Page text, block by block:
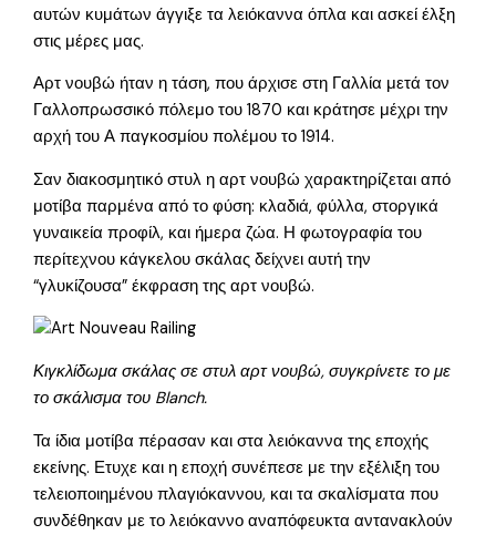
αυτών κυμάτων άγγιξε τα λειόκαννα όπλα και ασκεί έλξη
στις μέρες μας.
Αρτ νουβώ ήταν η τάση, που άρχισε στη Γαλλία μετά τον
Γαλλοπρωσσικό πόλεμο του 1870 και κράτησε μέχρι την
αρχή του Α παγκοσμίου πολέμου το 1914.
Σαν διακοσμητικό στυλ η αρτ νουβώ χαρακτηρίζεται από
μοτίβα παρμένα από το φύση: κλαδιά, φύλλα, στοργικά
γυναικεία προφίλ, και ήμερα ζώα. Η φωτογραφία του
περίτεχνου κάγκελου σκάλας δείχνει αυτή την
“γλυκίζουσα” έκφραση της αρτ νουβώ.
Κιγκλίδωμα σκάλας σε στυλ αρτ νουβώ, συγκρίνετε το με
το σκάλισμα του Blanch.
Τα ίδια μοτίβα πέρασαν και στα λειόκαννα της εποχής
εκείνης. Ετυχε και η εποχή συνέπεσε με την εξέλιξη του
τελειοποιημένου πλαγιόκαννου, και τα σκαλίσματα που
συνδέθηκαν με το λειόκαννο αναπόφευκτα αντανακλούν